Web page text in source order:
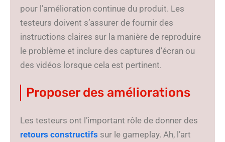
pour l’amélioration continue du produit. Les
testeurs doivent s’assurer de fournir des
instructions claires sur la manière de reproduire
le problème et inclure des captures d’écran ou
des vidéos lorsque cela est pertinent.
Proposer des améliorations
Les testeurs ont l’important rôle de donner des
retours constructifs sur le gameplay. Ah, l’art